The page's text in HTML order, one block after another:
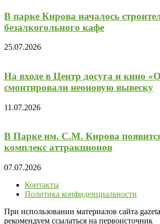
В парке Кирова началось
безалкогольного кафе
25.07.2026
На входе в Центр досуга и кино
смонтировали неоновую вывеску
11.07.2026
В Парке им. С.М. Кирова
комплекс аттракционов
07.07.2026
Контакты
Политика конфиденциальности
При использовании материалов сайта
рекомендуем ссылаться на первоисточник